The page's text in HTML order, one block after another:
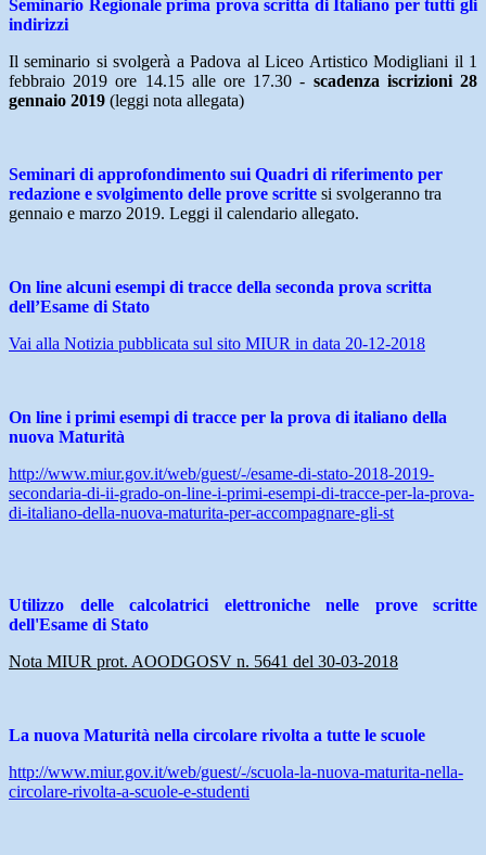
Seminario Regionale prima prova scritta di Italiano per tutti gli
indirizzi
Il seminario si svolgerà a Padova al Liceo Artistico Modigliani il 1
febbraio 2019 ore 14.15 alle ore 17.30 - scadenza iscrizioni 28
gennaio 2019 (leggi nota allegata)
Seminari di approfondimento sui Quadri di riferimento per
redazione e svolgimento delle prove scritte si svolgeranno tra
gennaio e marzo 2019. Leggi il calendario allegato.
On line alcuni esempi di tracce della seconda prova scritta
dell’Esame di Stato
Vai alla Notizia pubblicata sul sito MIUR in data 20-12-2018
On line i primi esempi di tracce per la prova di italiano della
nuova Maturità
http://www.miur.gov.it/web/guest/-/esame-di-stato-2018-2019-
secondaria-di-ii-grado-on-line-i-primi-esempi-di-tracce-per-la-prova-
di-italiano-della-nuova-maturita-per-accompagnare-gli-st
Utilizzo delle calcolatrici elettroniche nelle prove scritte
dell'Esame di Stato
Nota MIUR prot. AOODGOSV n. 5641 del 30-03-2018
La nuova Maturità nella circolare rivolta a tutte le scuole
http://www.miur.gov.it/web/guest/-/scuola-la-nuova-maturita-nella-
circolare-rivolta-a-scuole-e-studenti